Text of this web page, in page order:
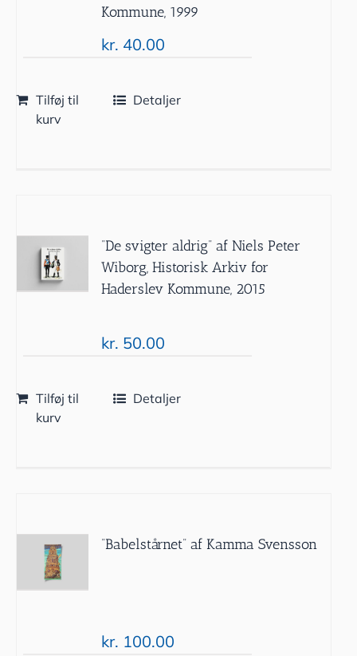
Kommune, 1999
kr. 40.00
Tilføj til
kurv
Detaljer
”De svigter aldrig” af Niels Peter
Wiborg, Historisk Arkiv for
Haderslev Kommune, 2015
kr. 50.00
Tilføj til
kurv
Detaljer
”Babelstårnet” af Kamma Svensson
kr. 100.00